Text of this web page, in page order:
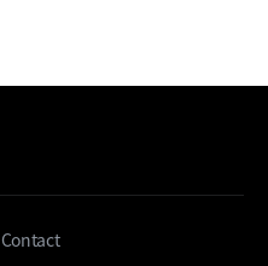
Contact